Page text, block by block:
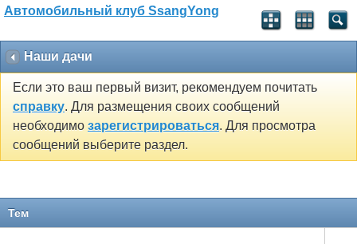
Автомобильный клуб SsangYong
Наши дачи
Если это ваш первый визит, рекомендуем почитать
справку. Для размещения своих сообщений
необходимо зарегистрироваться. Для просмотра
сообщений выберите раздел.
Тем